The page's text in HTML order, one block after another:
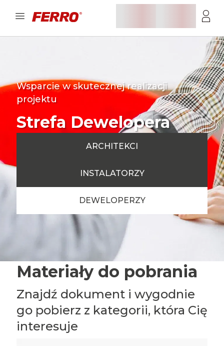
Wsparcie w skutecznej realizacji
projektu
Strefa Dewelopera
ARCHITEKCI
INSTALATORZY
DEWELOPERZY
Materiały do pobrania
Znajdź dokument i wygodnie
go pobierz z kategorii, która Cię
interesuje